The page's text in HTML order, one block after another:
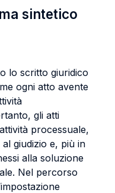
sintetico
lo scritto giuridico
ogni atto avente
gli atti
processuale,
giudizio e, più in
alla soluzione
Nel percorso